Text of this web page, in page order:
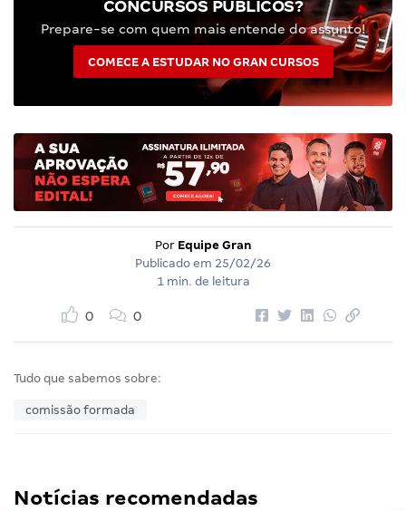
CONCURSOS PÚBLICOS?
Prepare-se com quem mais entende do assunto!
COMECE A ESTUDAR NO GRAN CURSOS
Por Equipe Gran
Publicado em 25/02/26
1 min. de leitura
0 0
Tudo que sabemos sobre:
comissão formada
Notícias recomendadas